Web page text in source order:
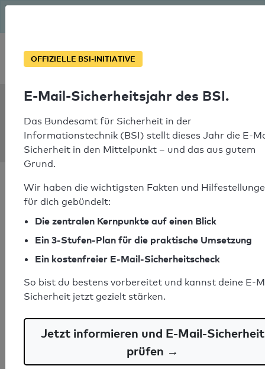
Soforthilfe bei Notfällen
cpk-
mail.devops.alrosa.ru
SPF-Check bestanden
Ihr SPF-Record Prüfergebnis
SPF-Record gefunden
Syntaxprüfung: 0 Fehler
E-Mail-Spoofingschutz: Gut
OFFIZIELLE BSI-INITIATIVE
E-Mail-Sicherheitsjahr des BSI.
Das Bundesamt für Sicherheit in der
Informationstechnik (BSI) stellt dieses Jahr die E-
Sicherheit in den Mittelpunkt – und das aus gutem
Grund.
Wir haben die wichtigsten Fakten und
für dich gebündelt:
Die zentralen Kernpunkte auf einen Blick
Ein 3-Stufen-Plan für die praktische Umsetzung
Ein kostenfreier E-Mail-Sicherheitscheck
So bist du bestens vorbereitet und kannst deine E-
Sicherheit jetzt gezielt stärken.
Jetzt informieren und E-Mail-Sicherheit
prüfen →